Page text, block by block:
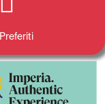
Preferiti